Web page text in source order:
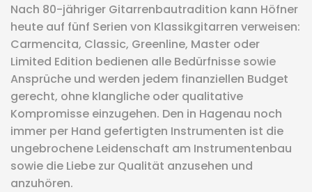
Nach 80-jähriger Gitarrenbautradition kann Höfner
heute auf fünf Serien von Klassikgitarren verweisen:
Carmencita, Classic, Greenline, Master oder
Limited Edition bedienen alle Bedürfnisse sowie
Ansprüche und werden jedem finanziellen Budget
gerecht, ohne klangliche oder qualitative
Kompromisse einzugehen. Den in Hagenau noch
immer per Hand gefertigten Instrumenten ist die
ungebrochene Leidenschaft am Instrumentenbau
sowie die Liebe zur Qualität anzusehen und
anzuhören.